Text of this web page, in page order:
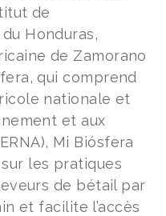
de
Honduras,
de Zamorano
qui comprend
nationale et
et aux
Mi Biósfera
les pratiques
de bétail par
et facilite l’accès